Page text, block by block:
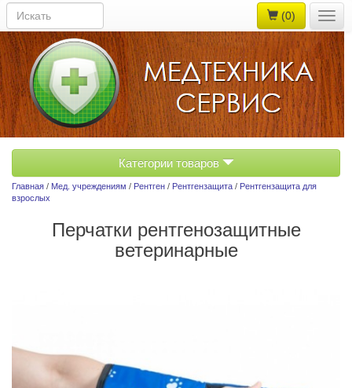
(0)
Категории товаров
Главная / Мед. учреждениям / Рентген / Рентгензащита / Рентгензащита для
взрослых
Перчатки рентгенозащитные
ветеринарные